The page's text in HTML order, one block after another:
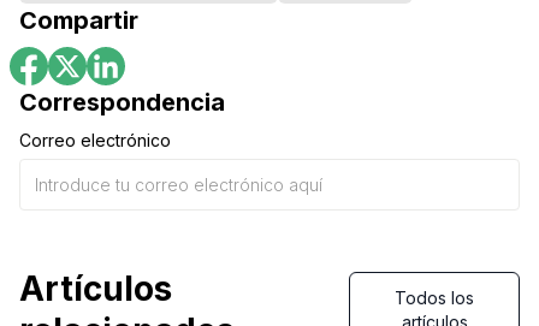
Compartir
Correspondencia
Correo electrónico
Artículos
Todos los